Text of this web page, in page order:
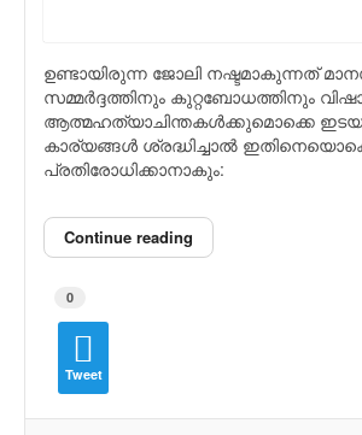
ഉണ്ടായിരുന്ന ജോലി നഷ്ടമാകുന്നത്
സമ്മര്‍ദ്ദത്തിനും കുറ്റബോധത്തിനും
ആത്മഹത്യാചിന്തകള്‍ക്കുമൊക്കെ
കാര്യങ്ങള്‍ ശ്രദ്ധിച്ചാല്‍
പ്രതിരോധിക്കാനാകും:
Continue reading
0
Tweet